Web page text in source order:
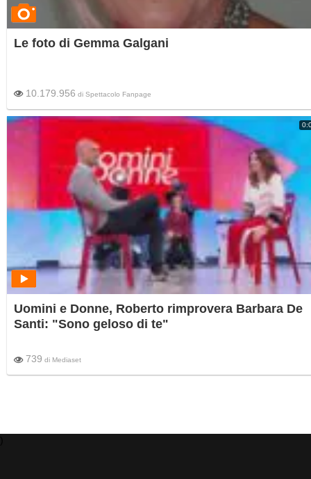
Le foto di Gemma Galgani
10.179.956 di Spettacolo Fanpage
Uomini e Donne, Roberto rimprovera Barbara De
Santi: "Sono geloso di te"
739 di Mediaset